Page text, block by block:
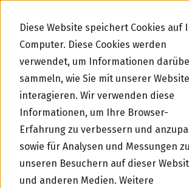
Diese Website speichert Cookies auf
Computer. Diese Cookies werden
verwendet, um Informationen
sammeln, wie Sie mit unserer Website
interagieren. Wir verwenden diese
Informationen, um Ihre Browser-
Erfahrung zu verbessern und
sowie für Analysen und Messungen zu
unseren Besuchern auf dieser
und anderen Medien. Weitere
Zurück zur Übersicht
swisspeers Erfahrungen
beliebtesten Posts 2021
Interviews mit Unternehmern
10 meist gelesenen Blog Posts 2021.
Erfahrungen lassen den Leser am
Branche fühlen. Auch die